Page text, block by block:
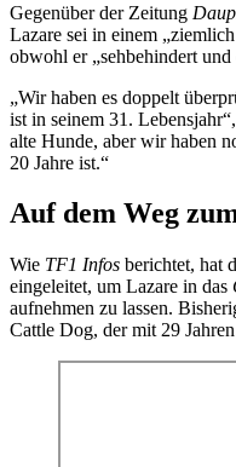
Gegenüber der Zeitung
Lazare sei in einem
obwohl er „sehbehindert
„Wir haben es doppelt
ist in seinem 31.
alte Hunde, aber wir haben
20 Jahre ist.“
Auf dem Weg
Wie TF1 Infos berichtet, hat
eingeleitet, um Lazare in das
aufnehmen zu lassen.
Cattle Dog, der mit 29